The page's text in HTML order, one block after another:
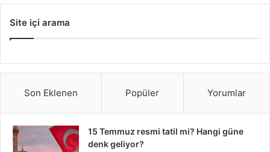
Site içi arama
Son Eklenen Popüler Yorumlar
15 Temmuz resmi tatil mi? Hangi güne
denk geliyor?